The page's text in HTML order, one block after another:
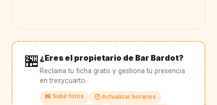
🏪 ¿Eres el propietario de Bar Bardot?
Reclama tu ficha gratis y gestiona tu presencia
en tresycuarto.
📸 Subir fotos 🕐 Actualizar horarios